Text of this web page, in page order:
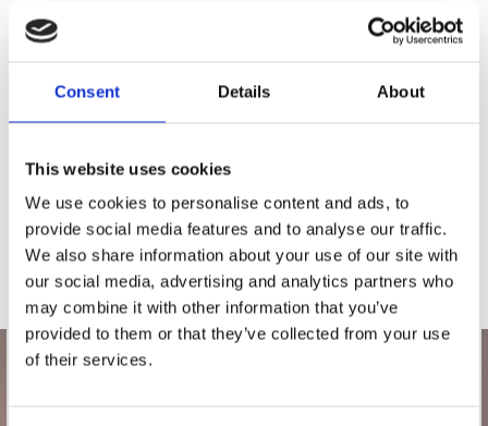
Consent Details About
This website uses cookies
We use cookies to personalise content and ads, to
provide social media features and to analyse our traffic.
We also share information about your use of our site with
our social media, advertising and analytics partners who
may combine it with other information that you’ve
provided to them or that they’ve collected from your use
of their services.